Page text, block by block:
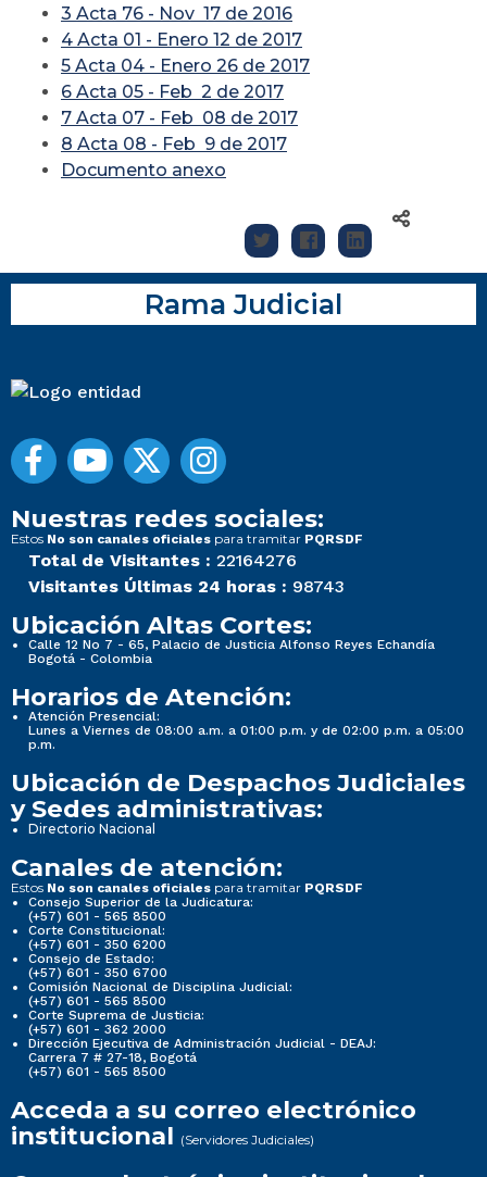
3 Acta 76 - Nov 17 de 2016
4 Acta 01 - Enero 12 de 2017
5 Acta 04 - Enero 26 de 2017
6 Acta 05 - Feb 2 de 2017
7 Acta 07 - Feb 08 de 2017
8 Acta 08 - Feb 9 de 2017
Documento anexo
Rama Judicial
Nuestras redes sociales:
Estos No son canales oficiales para tramitar PQRSDF
Total de Visitantes : 22164276
Visitantes Últimas 24 horas : 98743
Ubicación Altas Cortes:
Calle 12 No 7 - 65, Palacio de Justicia Alfonso Reyes Echandía
Bogotá - Colombia
Horarios de Atención:
Atención Presencial:
Lunes a Viernes de 08:00 a.m. a 01:00 p.m. y de 02:00 p.m. a 05:00
p.m.
Ubicación de Despachos Judiciales
y Sedes administrativas:
Directorio Nacional
Canales de atención:
Estos No son canales oficiales para tramitar PQRSDF
Consejo Superior de la Judicatura:
(+57) 601 - 565 8500
Corte Constitucional:
(+57) 601 - 350 6200
Consejo de Estado:
(+57) 601 - 350 6700
Comisión Nacional de Disciplina Judicial:
(+57) 601 - 565 8500
Corte Suprema de Justicia:
(+57) 601 - 362 2000
Dirección Ejecutiva de Administración Judicial - DEAJ:
Carrera 7 # 27-18, Bogotá
(+57) 601 - 565 8500
Acceda a su correo electrónico
institucional (Servidores Judiciales)